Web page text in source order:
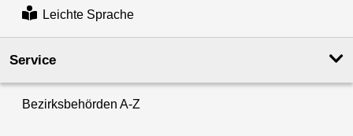
Leichte Sprache
Service
Bezirksbehörden A-Z